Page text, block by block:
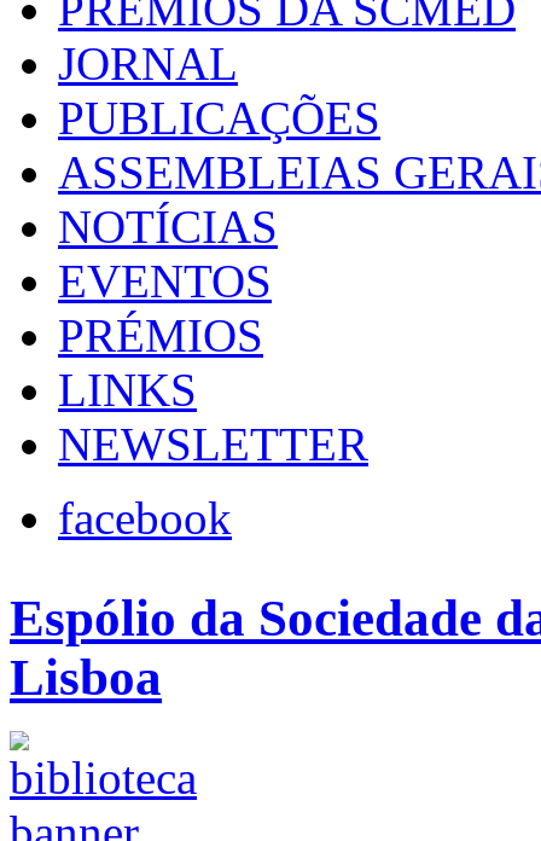
JORNAL
PUBLICAÇÕES
ASSEMBLEIAS
NOTÍCIAS
EVENTOS
PRÉMIOS
LINKS
NEWSLETTER
facebook
Espólio da Sociedade
Lisboa